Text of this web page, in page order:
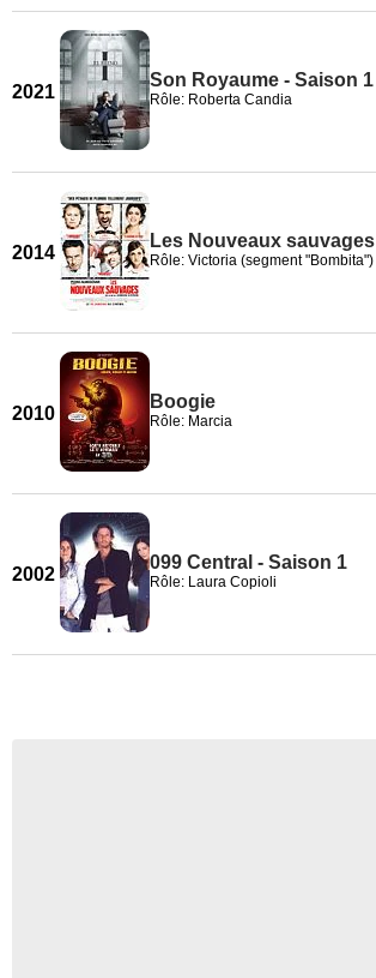
2021
Son Royaume - Saison 1
Rôle: Roberta Candia
2014
Les Nouveaux sauvages
Rôle: Victoria (segment "Bombita")
2010
Boogie
Rôle: Marcia
2002
099 Central - Saison 1
Rôle: Laura Copioli